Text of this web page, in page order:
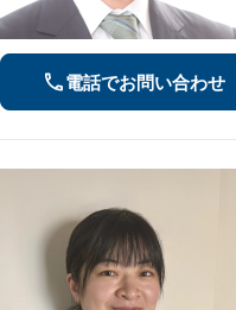
電話でお問い合わせ